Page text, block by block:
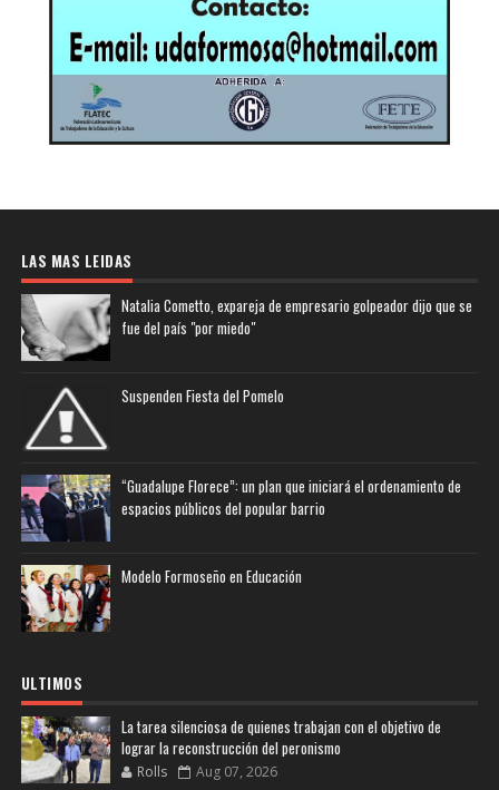
LAS MAS LEIDAS
Natalia Cometto, expareja de empresario golpeador dijo que se
fue del país "por miedo"
Suspenden Fiesta del Pomelo
“Guadalupe Florece”: un plan que iniciará el ordenamiento de
espacios públicos del popular barrio
Modelo Formoseño en Educación
ULTIMOS
La tarea silenciosa de quienes trabajan con el objetivo de
lograr la reconstrucción del peronismo
Rolls Aug 07, 2026